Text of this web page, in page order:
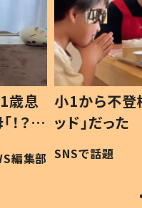
歳息
？」
編集部
小1から不登
ッド」だっ
作り続ける
#令和の子
SNSで話題